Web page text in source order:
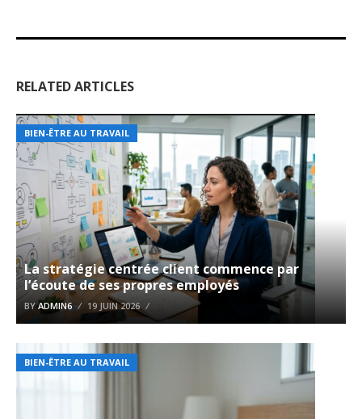
RELATED ARTICLES
BIEN-ÊTRE AU TRAVAIL
La stratégie centrée client commence par
l’écoute de ses propres employés
BYADMIN6 19 JUIN 2026
BIEN-ÊTRE AU TRAVAIL